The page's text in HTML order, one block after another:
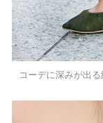
コーデに深みが出